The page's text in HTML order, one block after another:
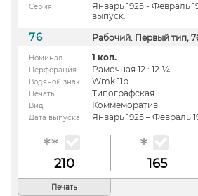
Серия
Январь 1925 - Февраль
выпуск.
76 Рабочий. Первый тип,
Номинал 1 коп.
Перфорация Рамочная 12 : 12 ¼
Водяной знак Wmk 11b
Печать Типографская
Вид Коммеморатив
Дата выпуска Январь 1925 – Февраль
210 165
Печать